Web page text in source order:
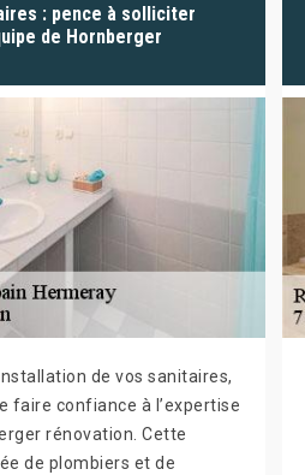
: pence à solliciter
de Hornberger
de vos sanitaires,
faire confiance à l’expertise
rénovation. Cette
de plombiers et de